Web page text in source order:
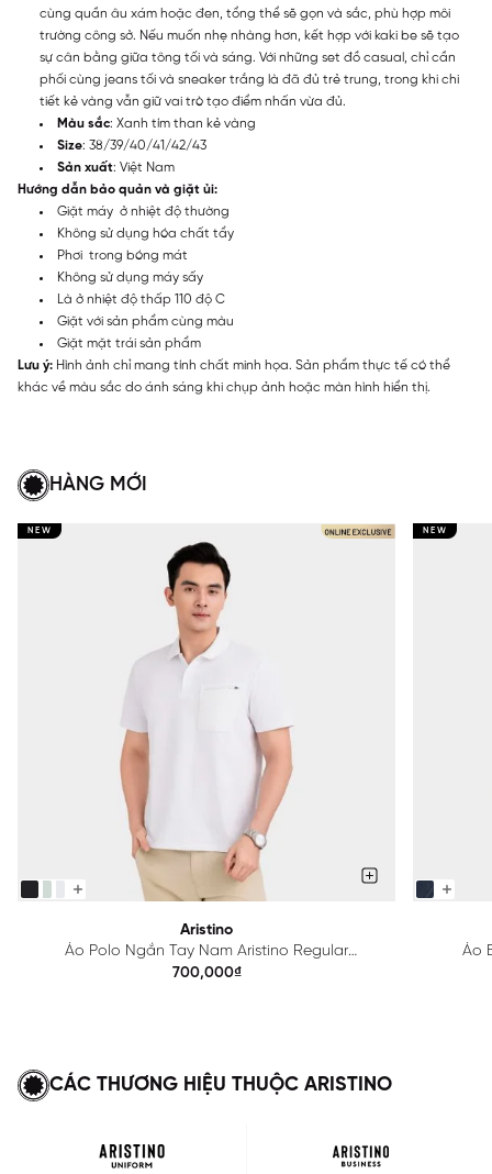
cùng quần âu xám hoặc đen, tổng thể sẽ gọn và sắc, phù hợp môi
trường công sở. Nếu muốn nhẹ nhàng hơn, kết hợp với kaki be sẽ tạo
sự cân bằng giữa tông tối và sáng. Với những set đồ casual, chỉ cần
phối cùng jeans tối và sneaker trắng là đã đủ trẻ trung, trong khi chi
tiết kẻ vàng vẫn giữ vai trò tạo điểm nhấn vừa đủ.
Màu sắc: Xanh tím than kẻ vàng
Size: 38/39/40/41/42/43
Sản xuất: Việt Nam
Hướng dẫn bảo quản và giặt ủi:
Giặt máy ở nhiệt độ thường
Không sử dụng hóa chất tẩy
Phơi trong bóng mát
Không sử dụng máy sấy
Là ở nhiệt độ thấp 110 độ C
Giặt với sản phẩm cùng màu
Giặt mặt trái sản phẩm
Lưu ý: Hình ảnh chỉ mang tính chất minh họa. Sản phẩm thực tế có thể
khác về màu sắc do ánh sáng khi chụp ảnh hoặc màn hình hiển thị.
HÀNG MỚI
NEW
Aristino
Áo Polo Ngắn Tay Nam Aristino Regular
APS615EDP01
700,000₫
NEW
Áo
CÁC THƯƠNG HIỆU THUỘC ARISTINO